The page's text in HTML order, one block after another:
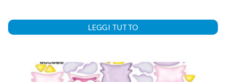
LEGGI TUTTO